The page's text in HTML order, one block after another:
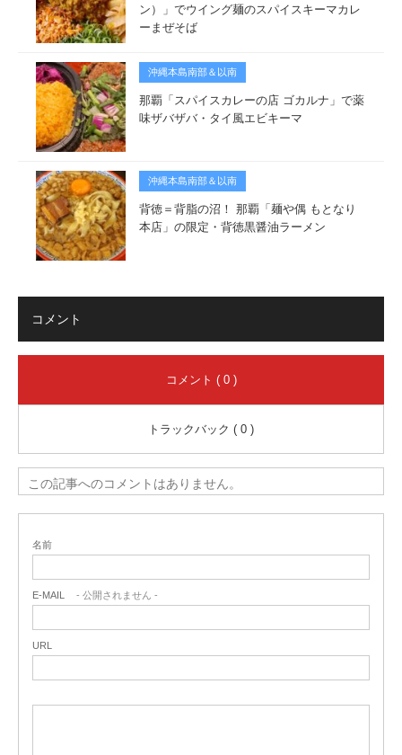
ン）」でウイング麺のスパイスキーマカレ
ーまぜそば
沖縄本島南部＆以南
那覇「スパイスカレーの店 ゴカルナ」で薬
味ザバザバ・タイ風エビキーマ
沖縄本島南部＆以南
背徳＝背脂の沼！ 那覇「麺や偶 もとなり
本店」の限定・背徳黒醤油ラーメン
コメント
コメント ( 0 )
トラックバック ( 0 )
この記事へのコメントはありません。
名前
E-MAIL - 公開されません -
URL